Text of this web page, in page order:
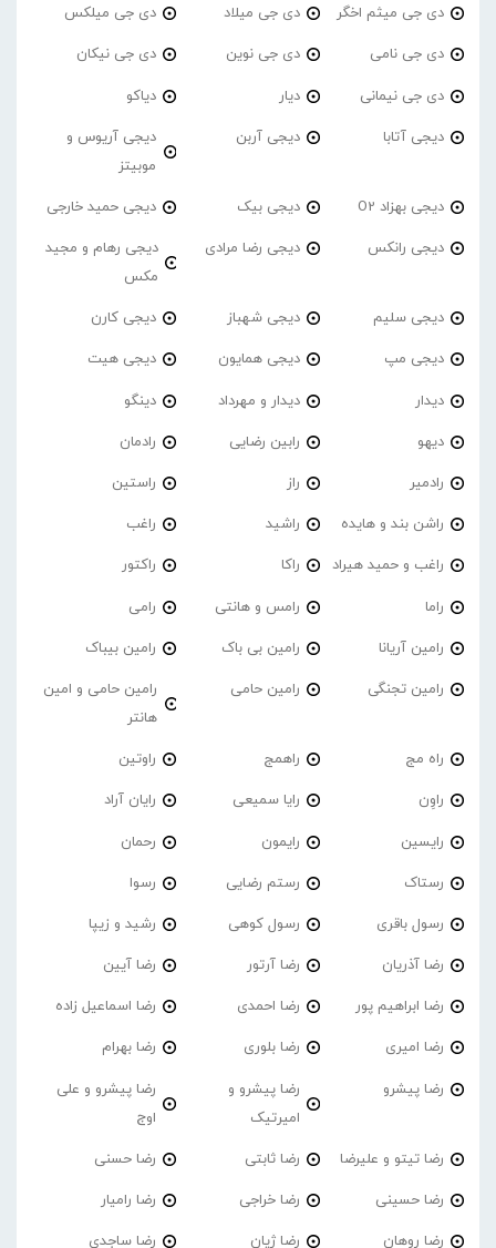
دی جی میثم اخگر دی جی میلاد دی جی میلکس
دی جی نامی دی جی نوین دی جی نیکان
دی جی نیمانی دیار دیاکو
دیجی آتابا دیجی آربن
دیجی آریوس و
موبیتز
دیجی بهزاد O2 دیجی بیک دیجی حمید خارجی
دیجی رانکس دیجی رضا مرادی
دیجی رهام و مجید
مکس
دیجی سلیم دیجی شهباز دیجی کارن
دیجی مپ دیجی همایون دیجی هیت
دیدار دیدار و مهرداد دینگو
دیهو رابین رضایی رادمان
رادمیر راز راستین
راشن بند و هایده راشید راغب
راغب و حمید هیراد راکا راکتور
راما رامس و هانتی رامی
رامین آریانا رامین بی باک رامین بیباک
رامین تجنگی رامین حامی
رامین حامی و امین
هانتر
راه مج راهمج راوتین
راوِن رایا سمیعی رایان آراد
رایسین رایمون رحمان
رستاک رستم رضایی رسوا
رسول باقری رسول کوهی رشید و زیپا
رضا آذریان رضا آرتور رضا آیین
رضا ابراهیم پور رضا احمدی رضا اسماعیل زاده
رضا امیری رضا بلوری رضا بهرام
رضا پیشرو
رضا پیشرو و
امیرتیک
رضا پیشرو و علی
اوج
رضا تیتو و علیرضا رضا ثابتی رضا حسنی
رضا حسینی رضا خراجی رضا رامیار
رضا روهان رضا ژیان رضا ساجدی